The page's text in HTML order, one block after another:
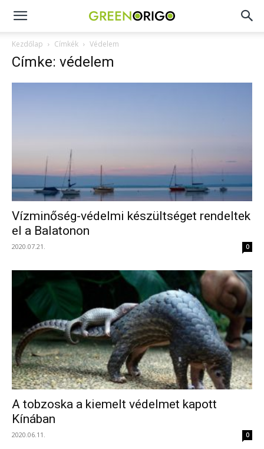
Green
Origo
Kezdőlap Címkék Védelem
Címke: védelem
Vízminőség-védelmi készültséget rendeltek
el a Balatonon
2020.07.21. 0
A tobzoska a kiemelt védelmet kapott
Kínában
2020.06.11. 0